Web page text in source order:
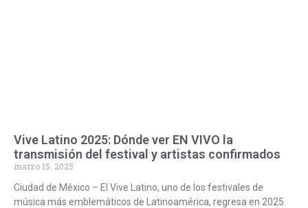
Vive Latino 2025: Dónde ver EN VIVO la
transmisión del festival y artistas confirmados
marzo 15, 2025
Ciudad de México – El Vive Latino, uno de los festivales de
música más emblemáticos de Latinoamérica, regresa en 2025